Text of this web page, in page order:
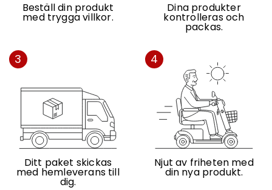
Beställ din produkt
med trygga villkor.
Dina produkter
kontrolleras och
packas.
3
Ditt paket skickas
med hemleverans till
dig.
4
Njut av friheten med
din nya produkt.